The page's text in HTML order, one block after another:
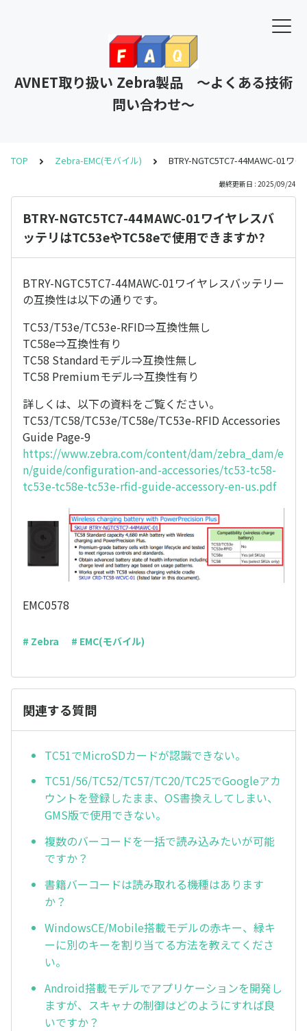
AVNET取り扱い Zebra製品 ～よくある技術
問い合わせ～
TOP Zebra-EMC(モバイル) BTRY-NGTC5TC7-44MAWC-01ワ
最終更新日 : 2025/09/24
BTRY-NGTC5TC7-44MAWC-01ワイヤレスバ
ッテリはTC53eやTC58eで使用できますか?
BTRY-NGTC5TC7-44MAWC-01ワイヤレスバッテリー
の互換性は以下の通りです。
TC53/T53e/TC53e-RFID⇒互換性無し
TC58e⇒互換性有り
TC58 Standardモデル⇒互換性無し
TC58 Premiumモデル⇒互換性有り
詳しくは、以下の資料をご覧ください。
TC53/TC58/TC53e/TC58e/TC53e-RFID Accessories
Guide Page-9
https://www.zebra.com/content/dam/zebra_dam/e
n/guide/configuration-and-accessories/tc53-tc58-
tc53e-tc58e-tc53e-rfid-guide-accessory-en-us.pdf
EMC0578
# Zebra # EMC(モバイル)
関連する質問
TC51でMicroSDカードが認識できない。
TC51/56/TC52/TC57/TC20/TC25でGoogleアカ
ウントを登録したまま、OS書換えしてしまい、
GMS版で使用できない。
複数のバーコードを一括で読み込みたいが可能
ですか？
書籍バーコードは読み取れる機種はあります
か？
WindowsCE/Mobile搭載モデルの赤キー、緑キ
ーに別のキーを割り当てる方法を教えてくださ
い。
Android搭載モデルでアプリケーションを開発し
ますが、スキャナの制御はどのようにすれば良
いですか？